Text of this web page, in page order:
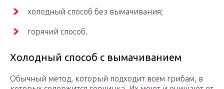
холодный способ без вымачивания;
горячий способ.
Холодный способ с вымачиванием
Обычный метод, который подходит всем грибам, в